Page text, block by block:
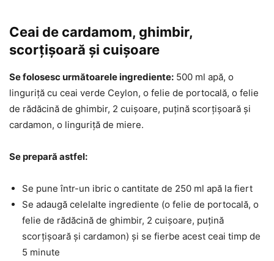
Ceai de cardamom, ghimbir,
scorțișoară și cuișoare
Se folosesc următoarele ingrediente: 500 ml apă, o
linguriță cu ceai verde Ceylon, o felie de portocală, o felie
de rădăcină de ghimbir, 2 cuișoare, puțină scorțișoară și
cardamon, o linguriță de miere.
Se prepară astfel:
Se pune într-un ibric o cantitate de 250 ml apă la fiert
Se adaugă celelalte ingrediente (o felie de portocală, o
felie de rădăcină de ghimbir, 2 cuișoare, puțină
scorțișoară și cardamon) și se fierbe acest ceai timp de
5 minute